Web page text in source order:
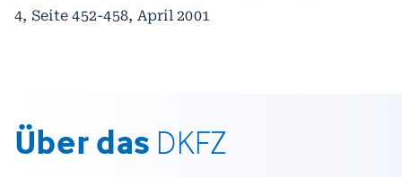
4, Seite 452-458, April 2001
Über das DKFZ